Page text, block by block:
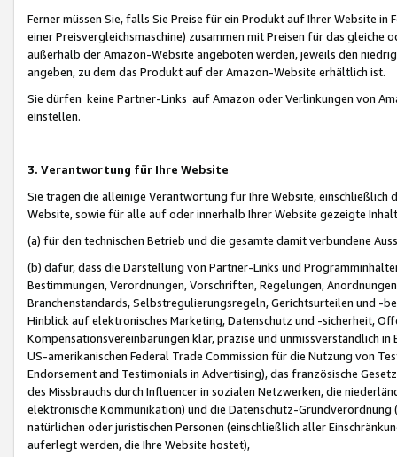
Ferner müssen Sie, falls Sie Preise für ein Produkt auf Ihrer Website
einer Preisvergleichsmaschine) zusammen mit Preisen für das
außerhalb der Amazon-Website angeboten werden, jeweils den
angeben, zu dem das Produkt auf der Amazon-Website erhältlich ist.
Sie dürfen keine Partner-Links auf Amazon oder Verlinkungen von
einstellen.
3. Verantwortung für Ihre Website
Sie tragen die alleinige Verantwortung für Ihre Website,
Website, sowie für alle auf oder innerhalb Ihrer Website gezeigte
(a) für den technischen Betrieb und die gesamte damit verbundene
(b) dafür, dass die Darstellung von Partner-Links und
Bestimmungen, Verordnungen, Vorschriften, Regelungen,
Branchenstandards, Selbstregulierungsregeln, Gerichtsurteilen und -
Hinblick auf elektronisches Marketing, Datenschutz und -sicherheit,
Kompensationsvereinbarungen klar, präzise und unmissverständlich
US-amerikanischen Federal Trade Commission für die Nutzung von
Endorsement and Testimonials in Advertising), das französische
des Missbrauchs durch Influencer in sozialen Netzwerken, die
elektronische Kommunikation) und die Datenschutz-
natürlichen oder juristischen Personen (einschließlich aller
auferlegt werden, die Ihre Website hostet),